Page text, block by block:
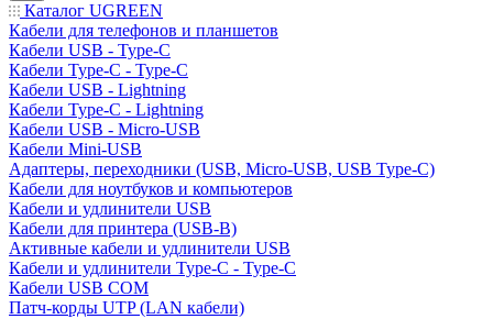
Каталог UGREEN
Кабели для телефонов и планшетов
Кабели USB - Type-C
Кабели Type-C - Type-C
Кабели USB - Lightning
Кабели Type-C - Lightning
Кабели USB - Micro-USB
Кабели Mini-USB
Адаптеры, переходники (USB, Micro-USB, USB Type-C)
Кабели для ноутбуков и компьютеров
Кабели и удлинители USB
Кабели для принтера (USB-B)
Активные кабели и удлинители USB
Кабели и удлинители Type-C - Type-C
Кабели USB COM
Патч-корды UTP (LAN кабели)